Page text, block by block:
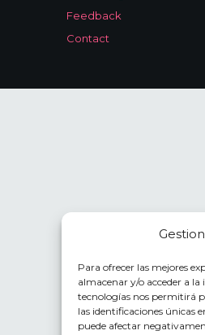
Para ofrecer las mejores
almacenar y/o acceder a
tecnologías nos permitirá
las identificaciones únicas
puede afectar
Feedback
Contact